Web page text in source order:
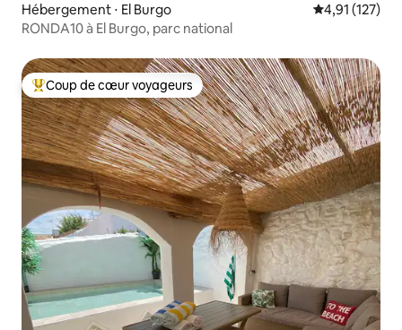
Hébergement ⋅ El Burgo Évaluation
4,91 (127)
RONDA10 à El Burgo, parc national
Coups de cœur voyageurs les plus appréciés
Coup de cœur voyageurs